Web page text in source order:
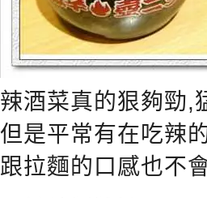
辣酒菜真的狠夠勁,
但是平常有在吃辣
跟拉麵的口感也不